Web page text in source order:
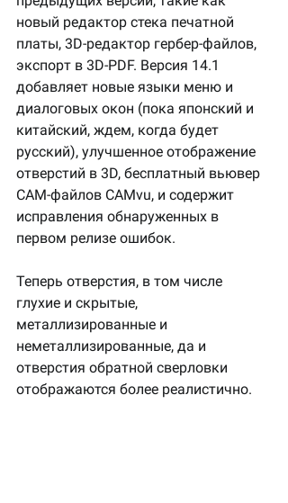
новый редактор стека печатной
платы, 3D-редактор гербер-файлов,
экспорт в 3D-PDF. Версия 14.1
добавляет новые языки меню и
диалоговых окон (пока японский и
китайский, ждем, когда будет
русский), улучшенное отображение
отверстий в 3D, бесплатный вьювер
CAM-файлов CAMvu, и содержит
исправления обнаруженных в
первом релизе ошибок.
Теперь отверстия, в том числе
глухие и скрытые,
металлизированные и
неметаллизированные, да и
отверстия обратной сверловки
отображаются более реалистично.